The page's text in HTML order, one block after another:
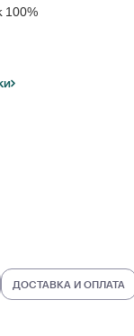
100%
ДОСТАВКА И ОПЛАТА